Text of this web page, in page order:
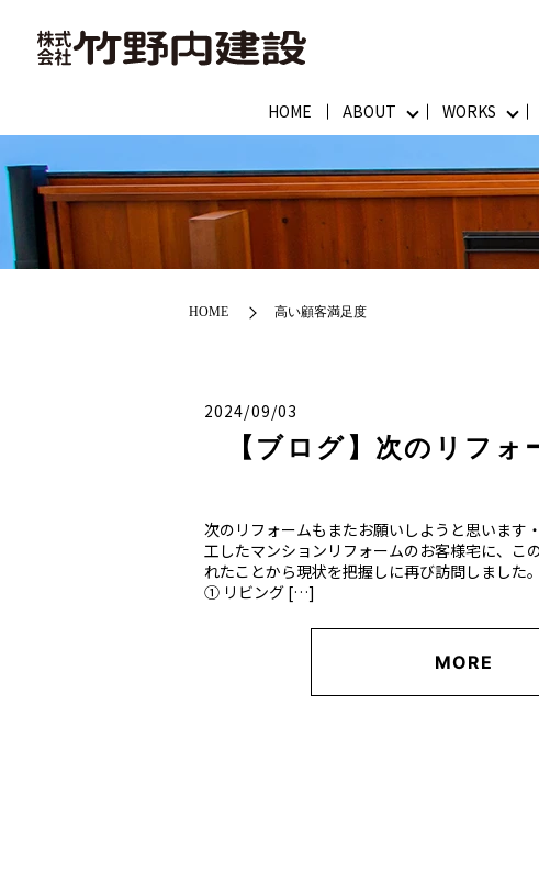
HOME ABOUT WORKS
HOME 高い顧客満足度
2024/09/03
【ブログ】次のリフ
次のリフォームもまたお願いしようと思います
工したマンションリフォームのお客様宅に、こ
れたことから現状を把握しに再び訪問しました
① リビング […]
MORE